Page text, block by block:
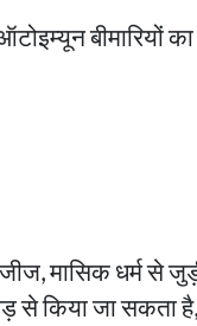
बीमारियों
मासिक धर्म से
से किया जा सकता